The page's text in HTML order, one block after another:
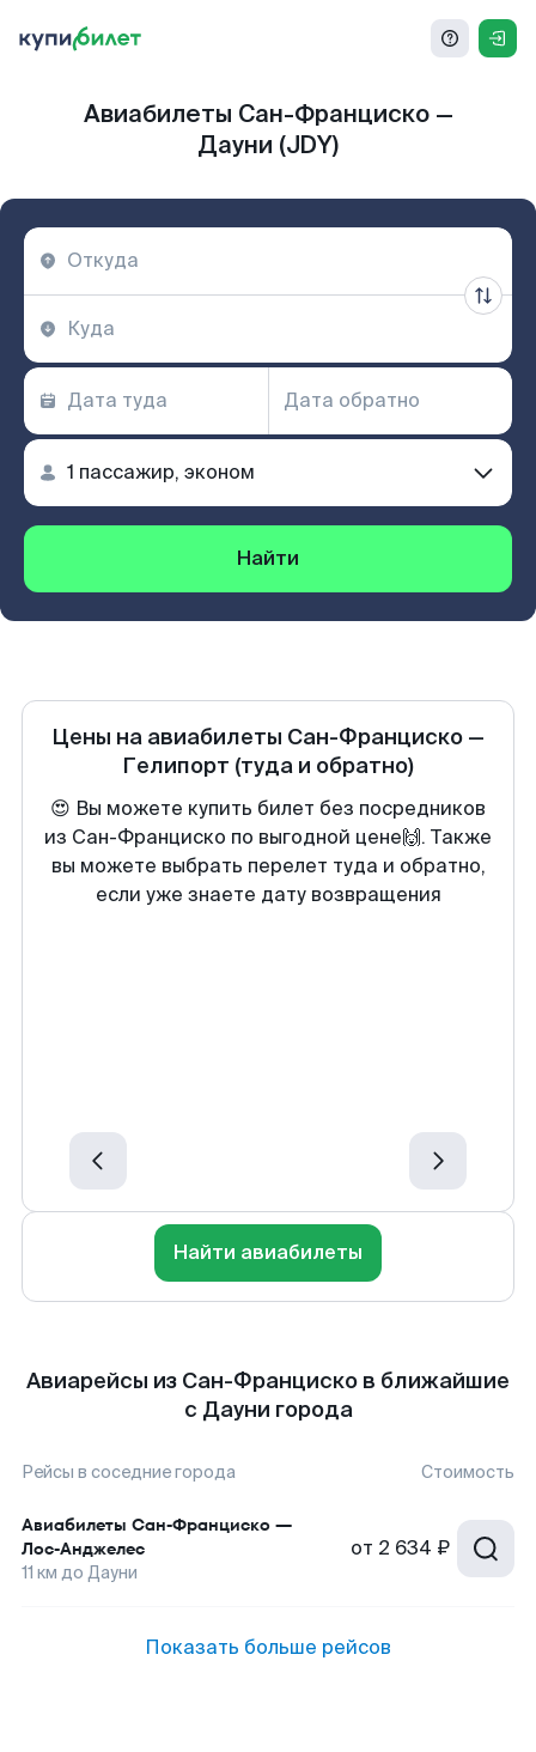
Авиабилеты Сан-Франциско —
Дауни (JDY)
Найти
Цены на авиабилеты Сан-Франциско —
Гелипорт (туда и обратно)
😍 Вы можете купить билет без посредников
из Сан-Франциско по выгодной цене🙌. Также
вы можете выбрать перелет туда и обратно,
если уже знаете дату возвращения
Найти авиабилеты
Авиарейсы из Сан-Франциско в ближайшие
с Дауни города
Рейсы в соседние города Стоимость
Авиабилеты Сан-Франциско —
Лос-Анджелес
11 км до Дауни
от 2 634 ₽
Показать больше рейсов